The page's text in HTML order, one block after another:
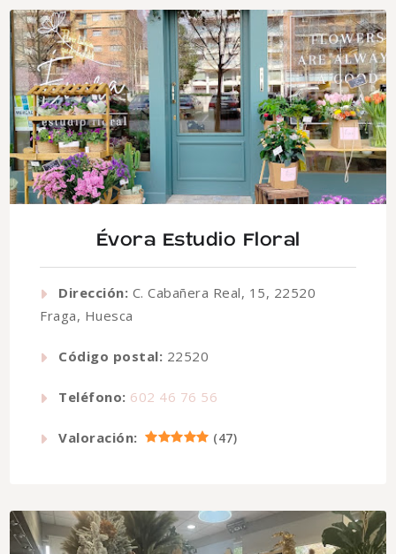
Évora Estudio Floral
Dirección: C. Cabañera Real, 15, 22520
Fraga, Huesca
Código postal: 22520
Teléfono: 602 46 76 56
Valoración: (47)